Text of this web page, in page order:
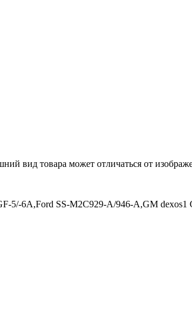
вид товара может отличаться от
5/-6A,Ford SS-M2C929-A/946-A,GM dexos1